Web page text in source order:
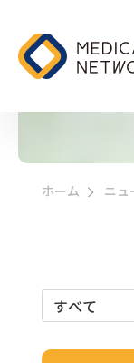
ニュ
ホーム >
ニュ